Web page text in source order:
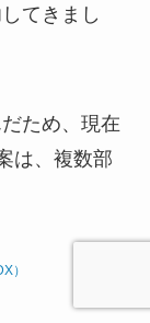
てきまし
ため、現在
は、複数部
）